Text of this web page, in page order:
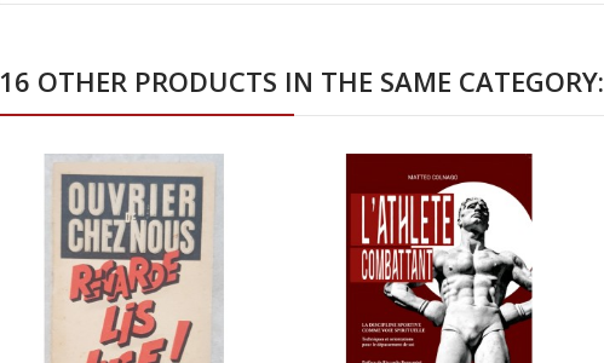
16 OTHER PRODUCTS IN THE SAME CATEGORY: